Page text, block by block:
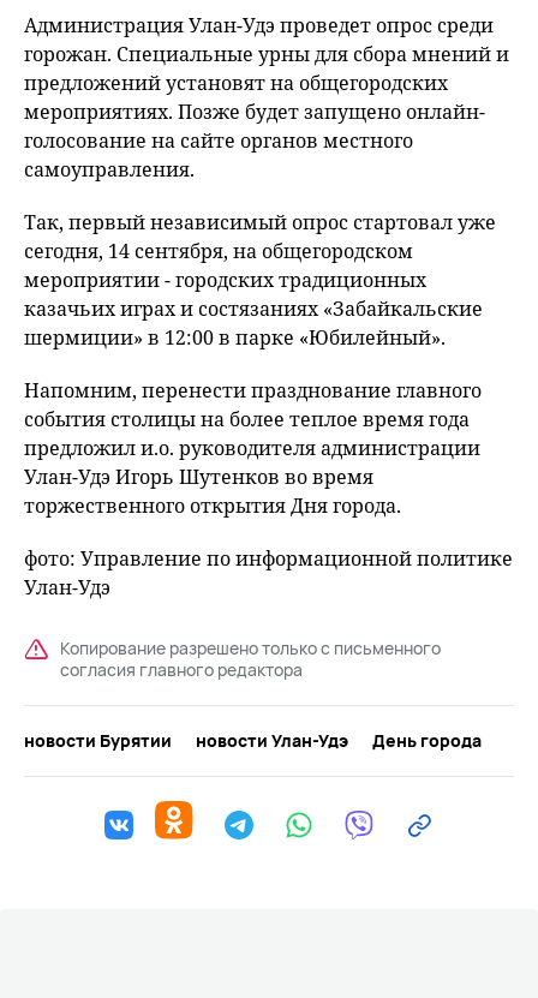
Администрация Улан-Удэ проведет опрос среди
горожан. Специальные урны для сбора мнений и
предложений установят на общегородских
мероприятиях. Позже будет запущено онлайн-
голосование на сайте органов местного
самоуправления.
Так, первый независимый опрос стартовал уже
сегодня, 14 сентября, на общегородском
мероприятии - городских традиционных
казачьих играх и состязаниях «Забайкальские
шермиции» в 12:00 в парке «Юбилейный».
Напомним, перенести празднование главного
события столицы на более теплое время года
предложил и.о. руководителя администрации
Улан-Удэ Игорь Шутенков во время
торжественного открытия Дня города.
фото: Управление по информационной политике
Улан-Удэ
Копирование разрешено только с письменного
согласия главного редактора
новости Бурятии новости Улан-Удэ День города